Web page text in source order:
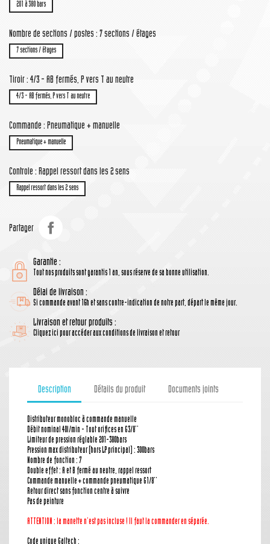
201 à 380 bars
Nombre de sections / postes : 7 sections / étages
7 sections / étages
Tiroir : 4/3 - AB fermés, P vers T au neutre
4/3 - AB fermés, P vers T au neutre
Commande : Pneumatique + manuelle
Pneumatique + manuelle
Controle : Rappel ressort dans les 2 sens
Rappel ressort dans les 2 sens
Partager
Garantie :
Tout nos produits sont garantis 1 an, sous réserve de sa bonne utilisation.
Délai de livraison :
Si commande avant 16h et sans contre-indication de notre part, départ le même jour.
Livraison et retour produits :
Cliquez ici pour accéder aux conditions de livraison et retour
Description Détails du produit Documents joints
Distributeur monobloc à commande manuelle
Débit nominal 40l/min - Tout orifices en G3/8''
Limiteur de pression réglable 201-380bars
Pression max distributeur (hors LP principal) : 300bars
Nombre de fonction : 7
Double effet : A et B fermé au neutre, rappel ressort
Commande manuelle + commande pneumatique G1/8''
Retour direct sans fonction centre à suivre
Pas de peinture
ATTENTION : la manette n'est pas incluse ! Il faut la commander en séparée.
Code unique Galtech :